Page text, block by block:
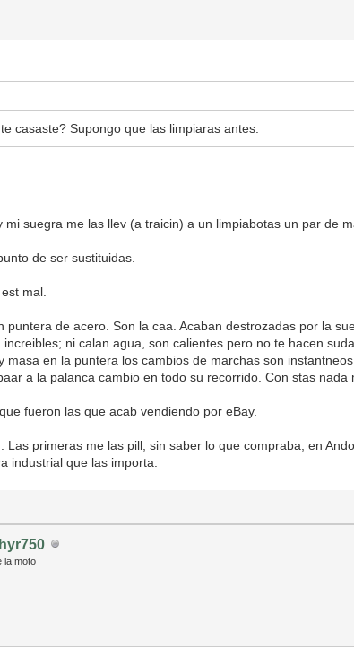
casaste? Supongo que las limpiaras antes.
mi suegra me las llev (a traicin) a un limpiabotas un par de
de ser sustituidas.
mal.
puntera de acero. Son la caa. Acaban destrozadas por la
ni calan agua, son calientes pero no te hacen
masa en la puntera los cambios de marchas son
a la palanca cambio en todo su recorrido. Con stas nada
fueron las que acab vendiendo por eBay.
Las primeras me las pill, sin saber lo que compraba, en
industrial que las importa.
la moto